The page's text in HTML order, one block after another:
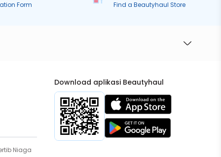
Form Find a Beautyhaul Store
Niaga
Download aplikasi Beautyhaul